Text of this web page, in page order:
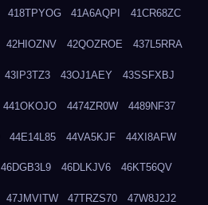
418TPYOG 41A6AQPI 41CR68ZC
42HIOZNV 42QOZROE 437L5RRA
43IP3TZ3 43OJ1AEY 43SSFXBJ
441OKOJO 4474ZR0W 4489NF37
44E14L85 44VA5KJF 44XI8AFW
46DGB3L9 46DLKJV6 46KT56QV
47JMVITW 47TRZS70 47W8J2J2